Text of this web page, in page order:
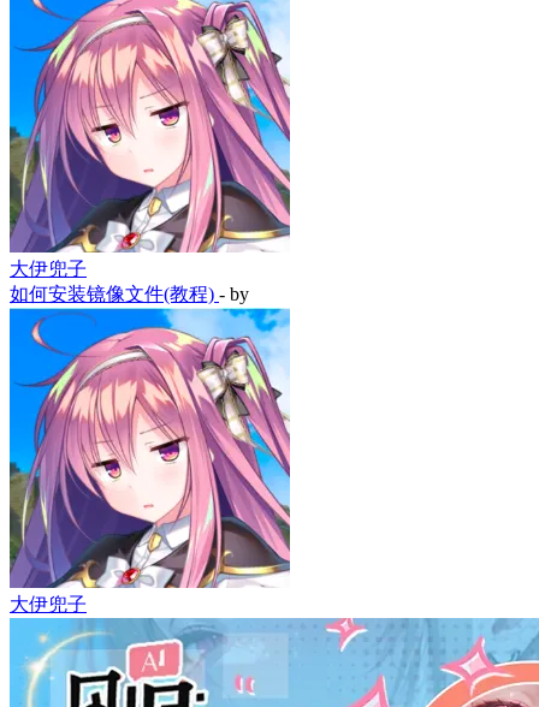
大伊兜子
如何安装镜像文件(教程) - by
大伊兜子